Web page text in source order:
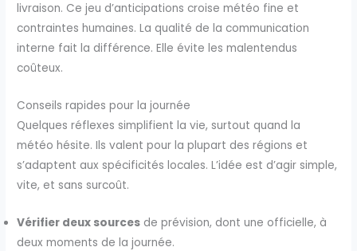
livraison. Ce jeu d’anticipations croise météo fine et
contraintes humaines. La qualité de la communication
interne fait la différence. Elle évite les malentendus
coûteux.
Conseils rapides pour la journée
Quelques réflexes simplifient la vie, surtout quand la
météo hésite. Ils valent pour la plupart des régions et
s’adaptent aux spécificités locales. L’idée est d’agir simple,
vite, et sans surcoût.
Vérifier deux sources de prévision, dont une officielle, à
deux moments de la journée.